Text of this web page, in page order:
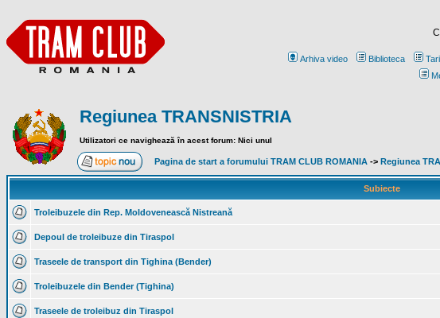
Arhiva video Biblioteca
Regiunea TRANSNISTRIA
Utilizatori ce navighează în acest forum: Nici unul
Pagina de start a forumului TRAM CLUB ROMANIA -> Regiunea
Subiecte
Troleibuzele din Rep. Moldovenească Nistreană
Depoul de troleibuze din Tiraspol
Traseele de transport din Tighina (Bender)
Troleibuzele din Bender (Tighina)
Traseele de troleibuz din Tiraspol